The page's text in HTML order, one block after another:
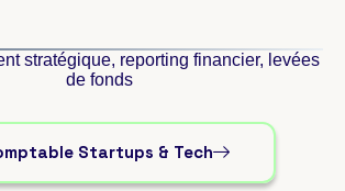
Startups & Tech
stratégique, reporting financier, levées
de fonds